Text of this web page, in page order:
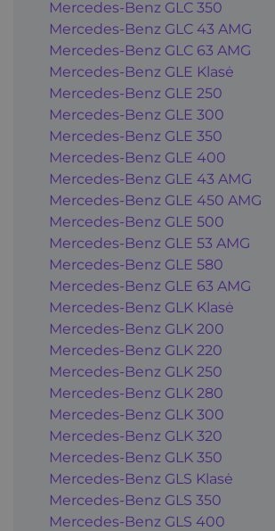
Mercedes-Benz GLC 350
Mercedes-Benz GLC 43 AMG
Mercedes-Benz GLC 63 AMG
Mercedes-Benz GLE Klasė
Mercedes-Benz GLE 250
Mercedes-Benz GLE 300
Mercedes-Benz GLE 350
Mercedes-Benz GLE 400
Mercedes-Benz GLE 43 AMG
Mercedes-Benz GLE 450 AMG
Mercedes-Benz GLE 500
Mercedes-Benz GLE 53 AMG
Mercedes-Benz GLE 580
Mercedes-Benz GLE 63 AMG
Mercedes-Benz GLK Klasė
Mercedes-Benz GLK 200
Mercedes-Benz GLK 220
Mercedes-Benz GLK 250
Mercedes-Benz GLK 280
Mercedes-Benz GLK 300
Mercedes-Benz GLK 320
Mercedes-Benz GLK 350
Mercedes-Benz GLS Klasė
Mercedes-Benz GLS 350
Mercedes-Benz GLS 400